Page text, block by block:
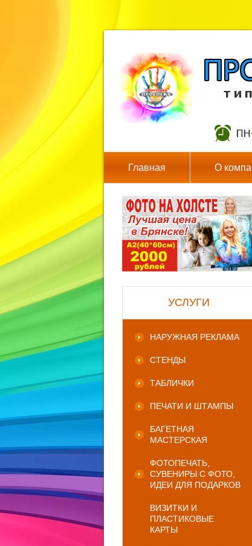
т и
Главная О
УСЛУГИ
НАРУЖНАЯ РЕКЛАМА
СТЕНДЫ
ТАБЛИЧКИ
ПЕЧАТИ И ШТАМПЫ
БАГЕТНАЯ
МАСТЕРСКАЯ
ФОТОПЕЧАТЬ,
СУВЕНИРЫ С ФОТО,
ИДЕИ ДЛЯ ПОДАРКОВ
ВИЗИТКИ И
ПЛАСТИКОВЫЕ
КАРТЫ